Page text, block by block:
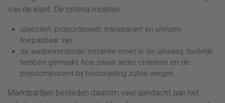
van de klant. De criteria moeten:
objectief, proportioneel, transparant en uniform
toepasbaar zijn
de aanbestedende instantie moet in de uitvraag duidelijk
hebben gemaakt, hoe zwaar ieder criterium en de
prijscomponent bij beoordeling zullen wegen.
Marktpartijen besteden daarom veel aandacht aan het